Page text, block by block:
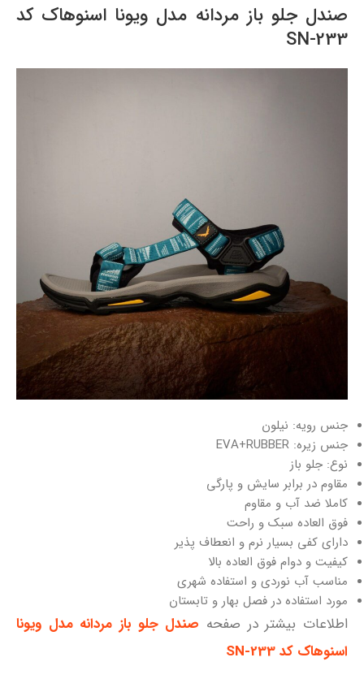
صندل جلو باز مردانه مدل ویونا اسنوهاک کد
SN-233
جنس رویه: نیلون
جنس زیره: EVA+RUBBER
نوع: جلو باز
مقاوم در برابر سایش و پارگی
کاملا ضد آب و مقاوم
فوق العاده سبک و راحت
دارای کفی بسیار نرم و انعطاف پذیر
کیفیت و دوام فوق العاده بالا
مناسب آب نوردی و استفاده شهری
مورد استفاده در فصل بهار و تابستان
اطلاعات بیشتر در صفحه صندل جلو باز مردانه مدل ویونا
اسنوهاک کد SN-233